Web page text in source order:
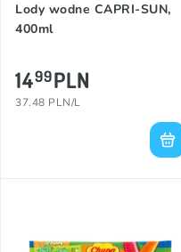
Lody wodne CAPRI-SUN,
400ml
1499PLN
37.48 PLN/L